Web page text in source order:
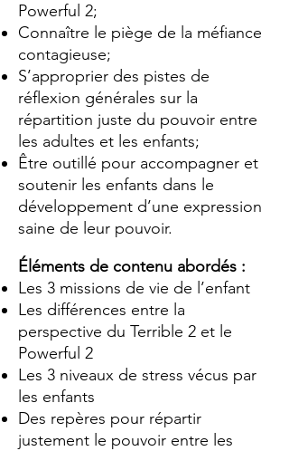
Powerful 2;
Connaître le piège de la méfiance
contagieuse;
S’approprier des pistes de
réflexion générales sur la
répartition juste du pouvoir entre
les adultes et les enfants;
Être outillé pour accompagner et
soutenir les enfants dans le
développement d’une expression
saine de leur pouvoir.
Éléments de contenu abordés :
Les 3 missions de vie de l’enfant
Les différences entre la
perspective du Terrible 2 et le
Powerful 2
Les 3 niveaux de stress vécus par
les enfants
Des repères pour répartir
justement le pouvoir entre les